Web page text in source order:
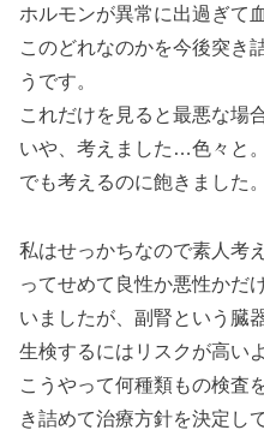
ホルモンが異常に出過ぎて
このどれなのかを今後突き
うです。
これだけを見ると最悪な場
いや、考えました…色々と。
でも考えるのに飽きました
私はせっかちなので素人考
ってせめて良性か悪性かだ
いましたが、副腎という臓
生検するにはリスクが高い
こうやって何種類もの検査
き詰めて治療方針を決定し